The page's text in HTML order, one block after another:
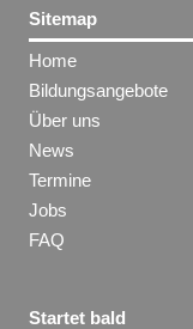
Sitemap
Home
Bildungsangebote
Über uns
News
Termine
Jobs
FAQ
Startet bald